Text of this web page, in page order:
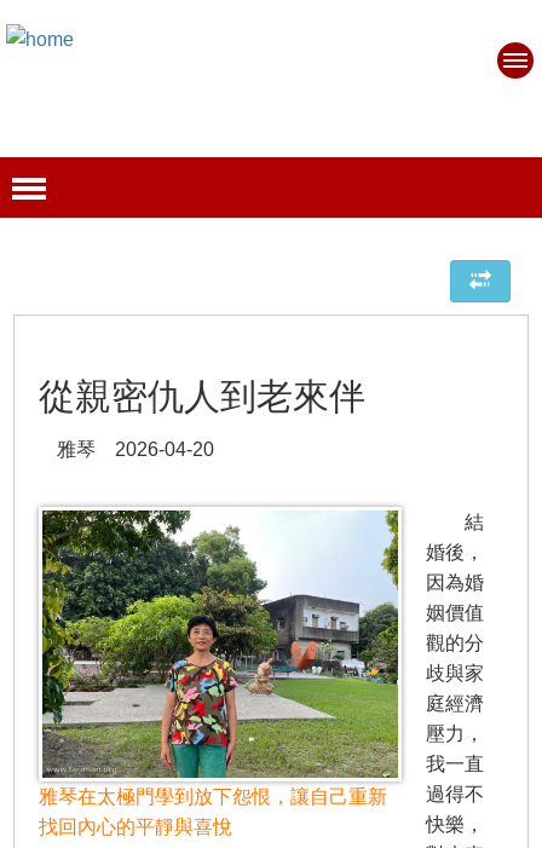
從親密仇人到老來伴
雅琴 2026-04-20
雅琴在太極門學到放下怨恨，讓自己重新
找回內心的平靜與喜悅
結
婚後，
因為婚
姻價值
觀的分
歧與家
庭經濟
壓力，
我一直
過得不
快樂，